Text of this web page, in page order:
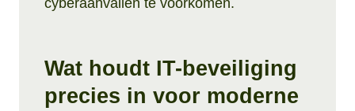
Wat houdt IT-beveiliging
precies in voor moderne